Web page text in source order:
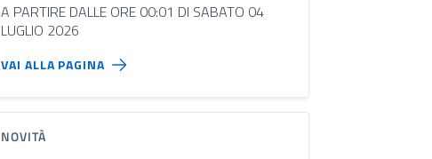
A PARTIRE DALLE ORE 00:01 DI SABATO 04
LUGLIO 2026
VAI ALLA PAGINA
NOVITÀ